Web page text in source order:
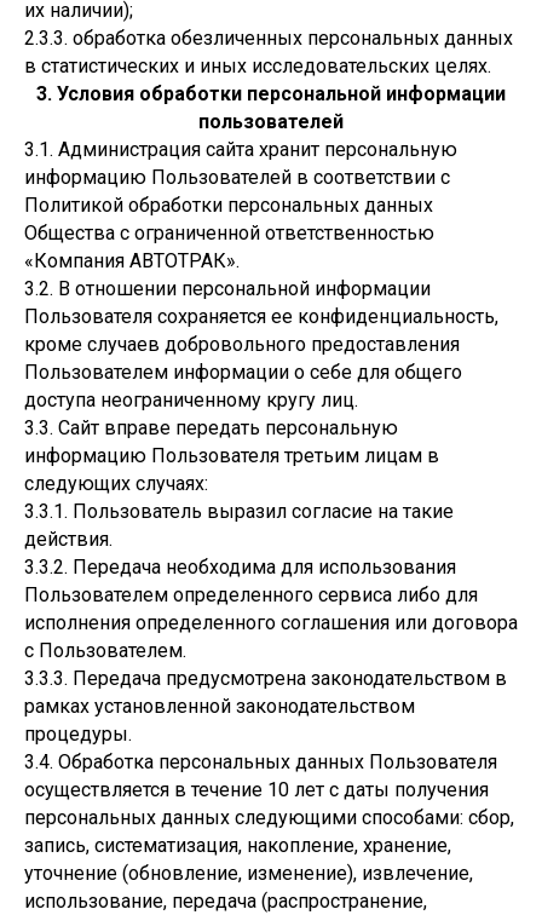
их наличии);
2.3.3. обработка обезличенных персональных данных
в статистических и иных исследовательских целях.
3. Условия обработки персональной информации
пользователей
3.1. Администрация сайта хранит персональную
информацию Пользователей в соответствии с
Политикой обработки персональных данных
Общества с ограниченной ответственностью
«Компания АВТОТРАК».
3.2. В отношении персональной информации
Пользователя сохраняется ее конфиденциальность,
кроме случаев добровольного предоставления
Пользователем информации о себе для общего
доступа неограниченному кругу лиц.
3.3. Сайт вправе передать персональную
информацию Пользователя третьим лицам в
следующих случаях:
3.3.1. Пользователь выразил согласие на такие
действия.
3.3.2. Передача необходима для использования
Пользователем определенного сервиса либо для
исполнения определенного соглашения или договора
с Пользователем.
3.3.3. Передача предусмотрена законодательством в
рамках установленной законодательством
процедуры.
3.4. Обработка персональных данных Пользователя
осуществляется в течение 10 лет с даты получения
персональных данных следующими способами: сбор,
запись, систематизация, накопление, хранение,
уточнение (обновление, изменение), извлечение,
использование, передача (распространение,